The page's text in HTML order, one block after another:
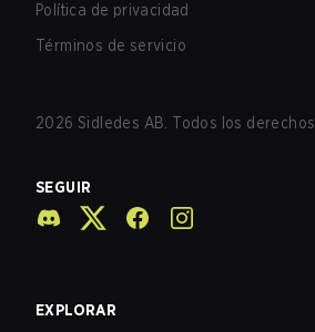
Política de privacidad
Términos de servicio
2026 Sidledes AB. Todos los
SEGUIR
EXPLORAR